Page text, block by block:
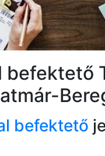
befektető
befektető